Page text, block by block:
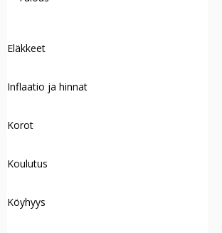
Eläkkeet
Inflaatio ja hinnat
Korot
Koulutus
Köyhyys